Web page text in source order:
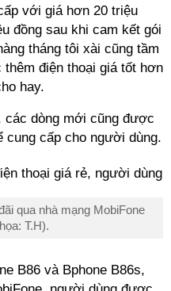
với giá hơn 20 triệu
đồng sau khi cam kết gói
tháng tôi xài cũng tầm
điện thoại giá tốt hơn
hay.
các dòng mới cũng được
cung cấp cho người dùng.
qua nhà mạng MobiFone
T.H).
B86 và Bphone B86s,